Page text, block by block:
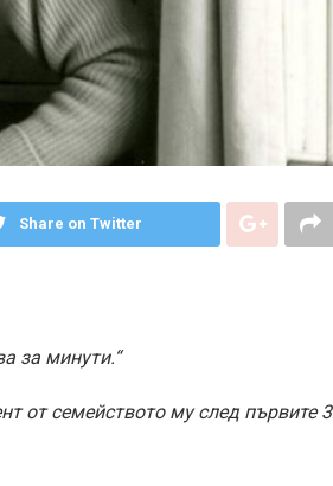
Share on Twitter
за минути.“
от семейството му след първите 3